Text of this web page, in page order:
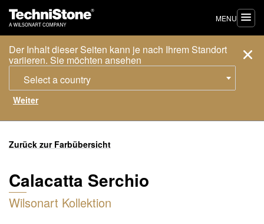
Der Inhalt dieser Seiten kann je nach Ihrem Standort
variieren. Sie möchten ansehen
Select a country
MENU
Zurück zur Farbübersicht
Calacatta Serchio
Wilsonart Kollektion